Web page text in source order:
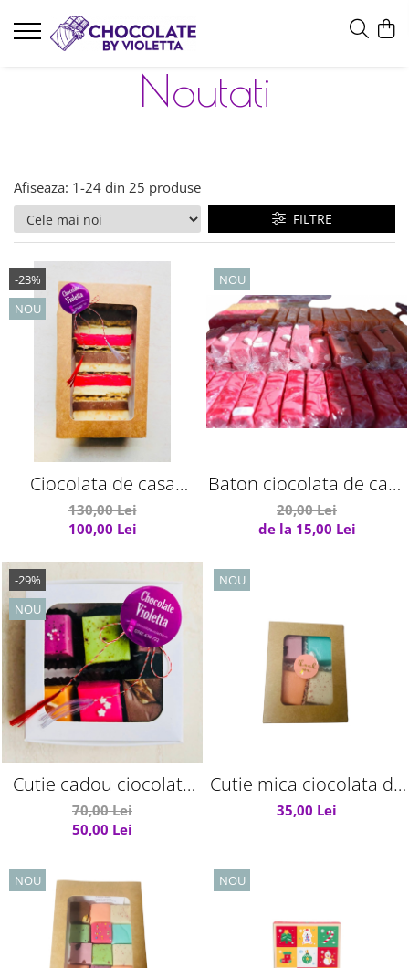
Noutati
Afiseaza: 1-24 din 25 produse
FILTRE
-23%
NOU
Ciocolata de casa
Zmeura-Vanilie-Cacao-
Alune-Napolitana
130,00 Lei
100,00 Lei
NOU
Baton ciocolata de casa
cu fructe
20,00 Lei
de la 15,00 Lei
-29%
NOU
Cutie cadou ciocolata
de casa artizanala
70,00 Lei
50,00 Lei
NOU
Cutie mica ciocolata de
casa
35,00 Lei
NOU NOU